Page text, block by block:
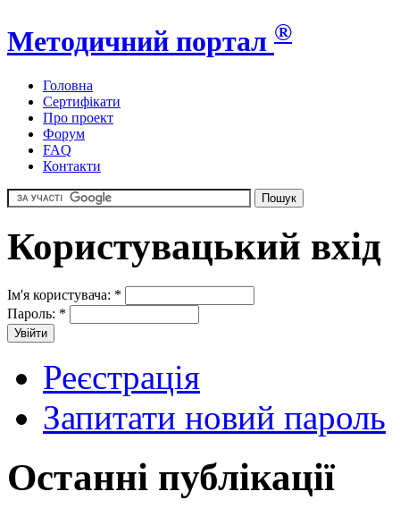
Методичний портал ®
Головна
Сертифікати
Про проект
Форум
FAQ
Контакти
Користувацький вхід
Ім'я користувача: *
Пароль: *
Реєстрація
Запитати новий пароль
Останні публікації